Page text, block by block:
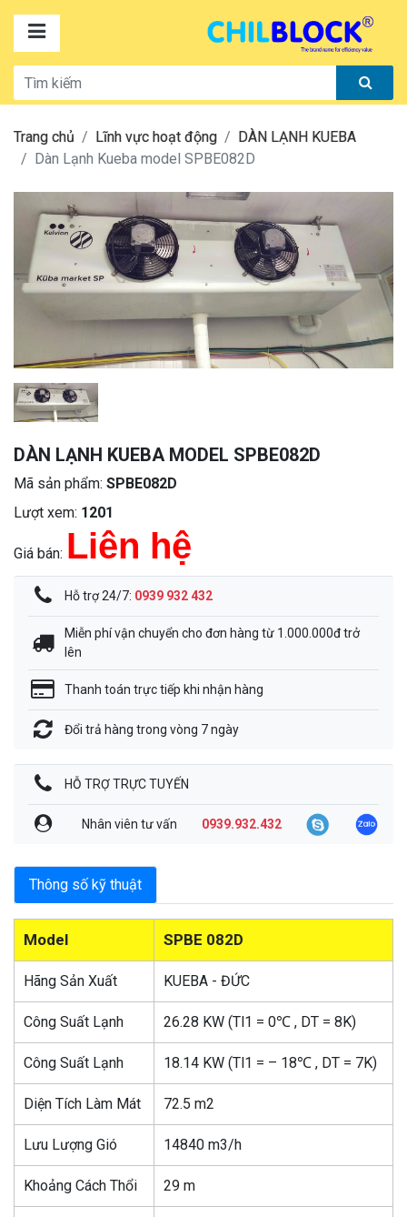
Trang chủ Lĩnh vực hoạt động
DÀN LẠNH KUEBA
Dàn Lạnh Kueba model SPBE082D
DÀN LẠNH KUEBA MODEL SPBE082D
Mã sản phẩm: SPBE082D
Lượt xem: 1201
Giá bán: Liên hệ
Hỗ trợ 24/7: 0939 932 432
Miễn phí vận chuyển cho đơn hàng từ 1.000.000đ trở
lên
Thanh toán trực tiếp khi nhận hàng
Đổi trả hàng trong vòng 7 ngày
HỖ TRỢ TRỰC TUYẾN
Nhân viên tư vấn 0939.932.432
Thông số kỹ thuật
Model SPBE 082D
Hãng Sản Xuất KUEBA - ĐỨC
Công Suất Lạnh 26.28 KW (Tl1 = 0℃ , DT = 8K)
Công Suất Lạnh 18.14 KW (Tl1 = – 18℃ , DT = 7K)
Diện Tích Làm Mát 72.5 m2
Lưu Lượng Gió 14840 m3/h
Khoảng Cách Thổi 29 m